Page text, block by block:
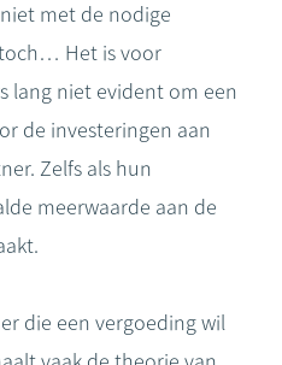
met de nodige
Het is voor
lang niet evident om een
de investeringen aan
Zelfs als hun
meerwaarde aan de
die een vergoeding wil